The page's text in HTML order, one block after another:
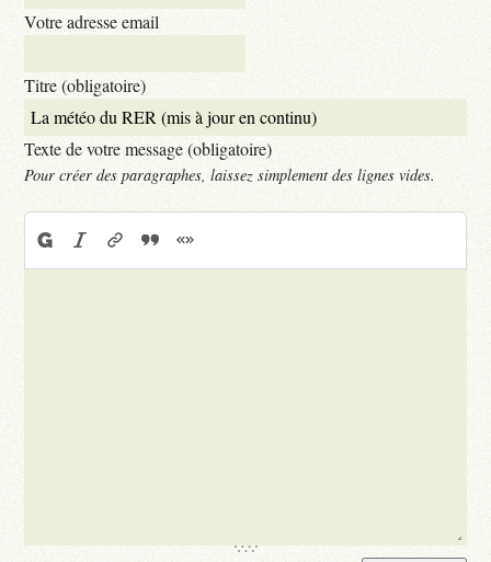
Votre adresse email
Titre (obligatoire)
Texte de votre message (obligatoire)
Pour créer des paragraphes, laissez simplement des lignes vides.